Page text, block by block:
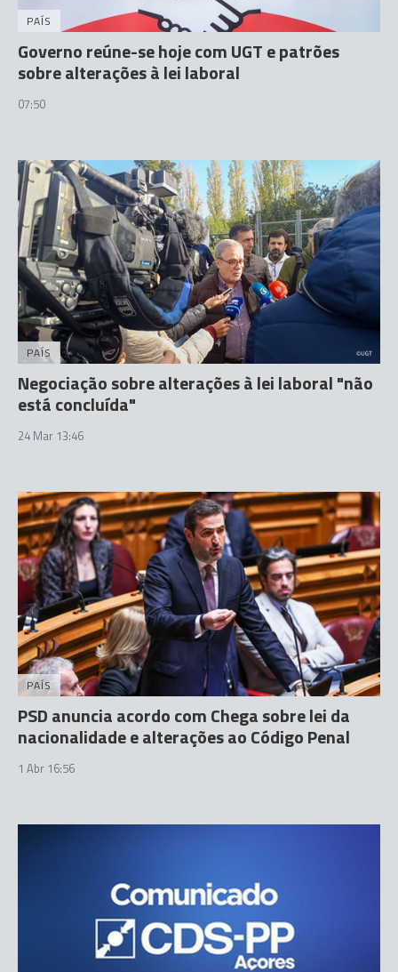
PAÍS
Governo reúne-se hoje com UGT e patrões
sobre alterações à lei laboral
07:50
PAÍS
Negociação sobre alterações à lei laboral "não
está concluída"
24 Mar 13:46
PAÍS
PSD anuncia acordo com Chega sobre lei da
nacionalidade e alterações ao Código Penal
1 Abr 16:56